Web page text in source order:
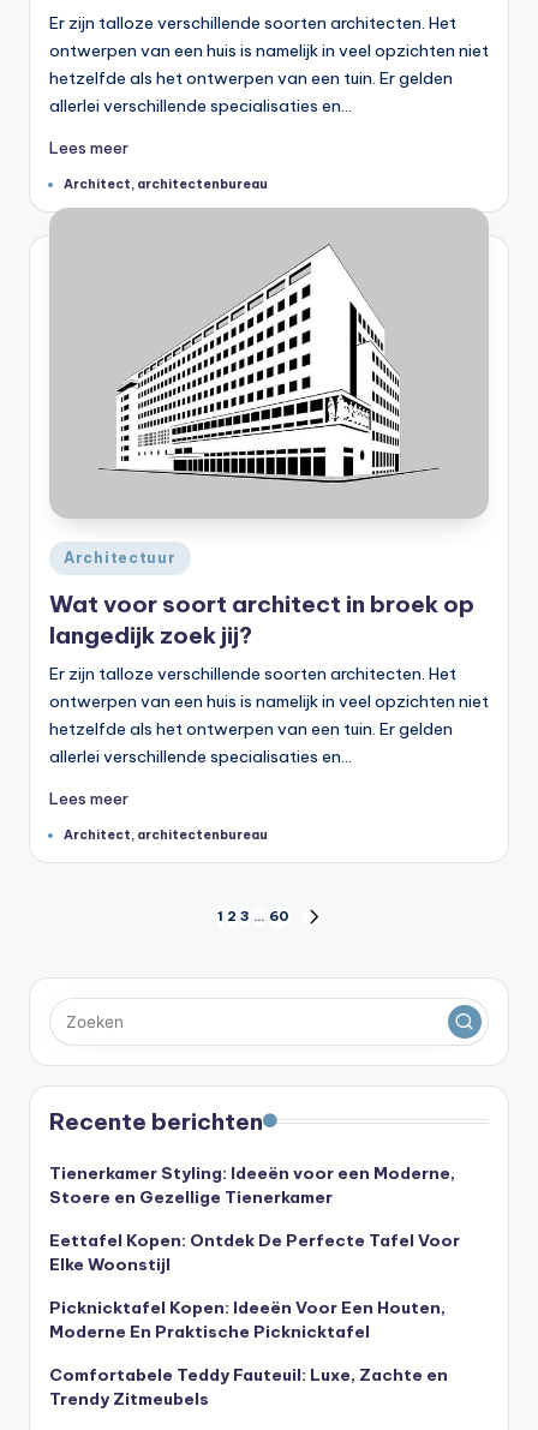
Er zijn talloze verschillende soorten architecten. Het
ontwerpen van een huis is namelijk in veel opzichten niet
hetzelfde als het ontwerpen van een tuin. Er gelden
allerlei verschillende specialisaties en…
Lees meer
Tags:
Architect, architectenbureau
Geplaatst
in
Architectuur
Wat voor soort architect in broek op
langedijk zoek jij?
Er zijn talloze verschillende soorten architecten. Het
ontwerpen van een huis is namelijk in veel opzichten niet
hetzelfde als het ontwerpen van een tuin. Er gelden
allerlei verschillende specialisaties en…
Lees meer
Tags:
Architect, architectenbureau
paginering
1 2 3 … 60
Recente berichten
Tienerkamer Styling: Ideeën voor een Moderne,
Stoere en Gezellige Tienerkamer
Eettafel Kopen: Ontdek De Perfecte Tafel Voor
Elke Woonstijl
Picknicktafel Kopen: Ideeën Voor Een Houten,
Moderne En Praktische Picknicktafel
Comfortabele Teddy Fauteuil: Luxe, Zachte en
Trendy Zitmeubels